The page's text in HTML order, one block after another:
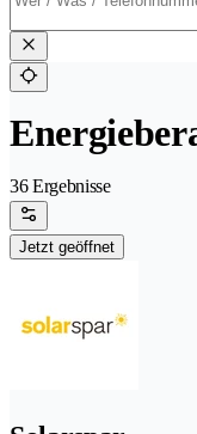
36 Ergebnisse
Jetzt geöffnet